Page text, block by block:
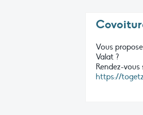
Vous
Valat ?
Rendez-vous
https://